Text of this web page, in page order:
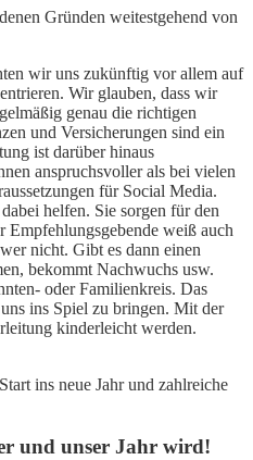
Gründen weitestgehend von
wir uns zukünftig vor allem auf
Wir glauben, dass wir
genau die richtigen
und Versicherungen sind ein
ist darüber hinaus
anspruchsvoller als bei vielen
für Social Media.
helfen. Sie sorgen für den
Empfehlungsgebende weiß auch
nicht. Gibt es dann einen
bekommt Nachwuchs usw.
oder Familienkreis. Das
ins Spiel zu bringen. Mit der
kinderleicht werden.
ins neue Jahr und zahlreiche
und unser Jahr wird!